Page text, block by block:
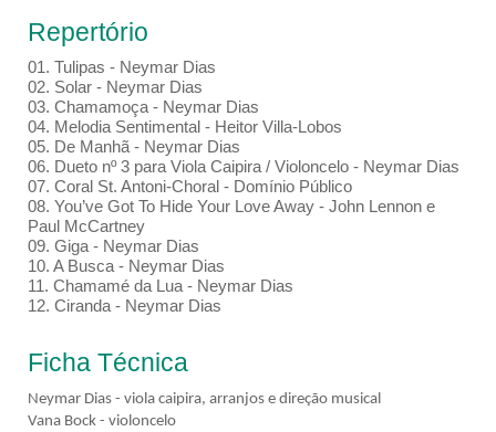
Repertório
01. Tulipas - Neymar Dias
02. Solar - Neymar Dias
03. Chamamoça - Neymar Dias
04. Melodia Sentimental - Heitor Villa-Lobos
05. De Manhã - Neymar Dias
06. Dueto nº 3 para Viola Caipira / Violoncelo - Neymar Dias
07. Coral St. Antoni-Choral - Domínio Público
08. You’ve Got To Hide Your Love Away - John Lennon e
Paul McCartney
09. Giga - Neymar Dias
10. A Busca - Neymar Dias
11. Chamamé da Lua - Neymar Dias
12. Ciranda - Neymar Dias
Ficha Técnica
Neymar Dias - viola caipira, arranjos e direção musical
Vana Bock - violoncelo